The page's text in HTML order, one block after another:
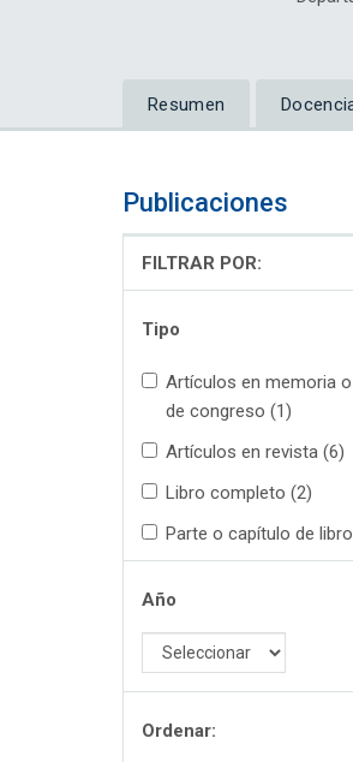
Resumen
Publicaciones
FILTRAR POR:
Tipo
Artículos en memoria
de congreso (1)
Artículos en revista (6)
Libro completo (2)
Parte o capítulo de
Año
Ordenar: